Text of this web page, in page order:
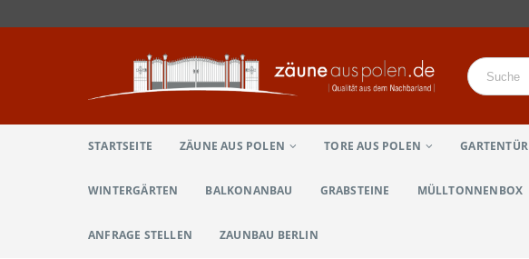
STARTSEITE ZÄUNE AUS POLEN TORE AUS POLEN GARTENTÜR
WINTERGÄRTEN BALKONANBAU GRABSTEINE MÜLLTONNENBOX
ANFRAGE STELLEN ZAUNBAU BERLIN